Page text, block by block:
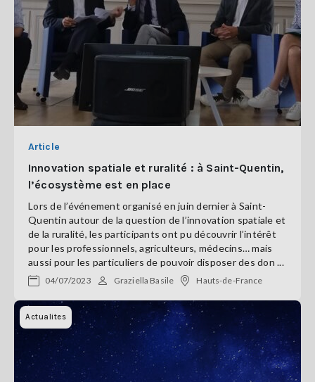
Article
Innovation spatiale et ruralité : à Saint-Quentin,
l’écosystème est en place
Lors de l’événement organisé en juin dernier à Saint-
Quentin autour de la question de l’innovation spatiale et
de la ruralité, les participants ont pu découvrir l’intérêt
pour les professionnels, agriculteurs, médecins… mais
aussi pour les particuliers de pouvoir disposer des don ...
04/07/2023 Graziella Basile Hauts-de-France
Actualites